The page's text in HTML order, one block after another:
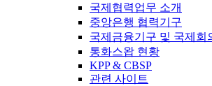
국제협력업무 소개
중앙은행 협력기구
국제금융기구 및 국제회
통화스왑 현황
KPP & CBSP
관련 사이트